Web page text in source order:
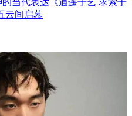
云间启幕